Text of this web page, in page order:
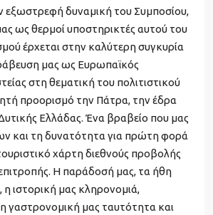
εξωστρεφή δυναμική του Συμποσίου,
ως θερμοί υποστηρικτές αυτού του
έρχεται στην καλύτερη συγκυρία
μας ως Ευρωπαϊκός
στη θεματική του πολιτιστικού
προορισμό την Πάτρα, την έδρα
Ελλάδας. Ένα βραβείο που μας
και τη δυνατότητα για πρώτη φορά
χάρτη διεθνούς προβολής
Η παράδοσή μας, τα ήθη
η ιστορική μας κληρονομιά,
γαστρονομική μας ταυτότητα και